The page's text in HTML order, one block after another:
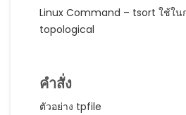
Linux Command – tsort ใช้ใน
topological
คำสั่ง
ตัวอย่าง tpfile